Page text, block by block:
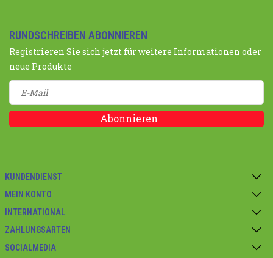
RUNDSCHREIBEN ABONNIEREN
Registrieren Sie sich jetzt für weitere Informationen oder
neue Produkte
Abonnieren
KUNDENDIENST
MEIN KONTO
INTERNATIONAL
ZAHLUNGSARTEN
SOCIALMEDIA